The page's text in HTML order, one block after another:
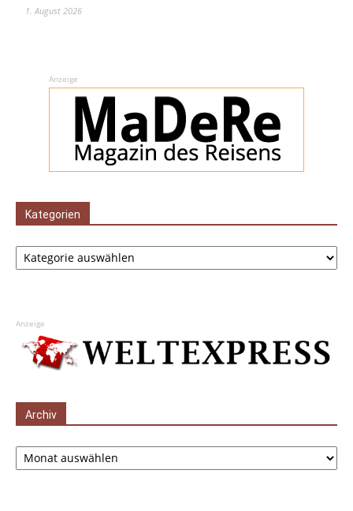
1. August 2026
Anzeige
Kategorien
Kategorien
Anzeige
Archiv
Archiv